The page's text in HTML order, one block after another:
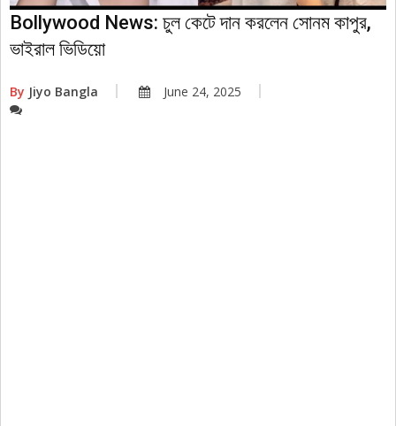
Bollywood News: চুল কেটে দান করলেন সোনম কাপুর,
ভাইরাল ভিডিয়ো
By Jiyo Bangla June 24, 2025